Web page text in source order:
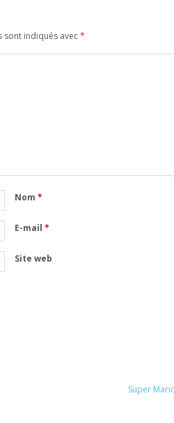
sont indiqués avec*
Nom *
E-mail *
Site web
Super